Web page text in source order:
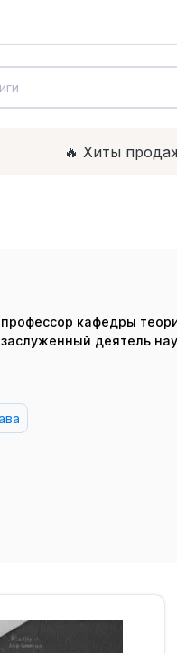
🔥 Xиты
кафедры
деятель